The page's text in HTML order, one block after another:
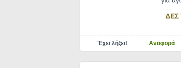
ΔΕΣ
Έχει λήξει! Αναφορά